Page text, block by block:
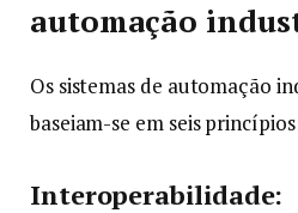
automação
Os sistemas de automação
baseiam-se em seis
Interoperabilidade: